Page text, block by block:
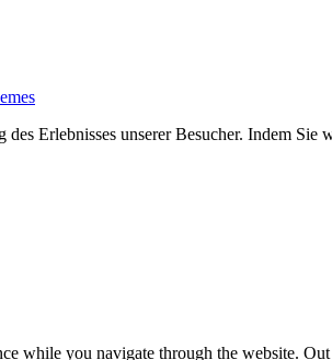
Erlebnisses unserer Besucher. Indem
while you navigate through the website.